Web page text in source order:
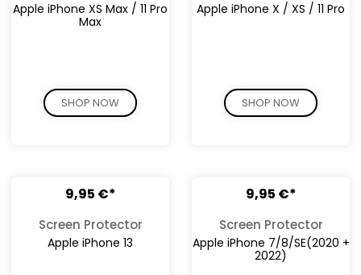
Apple iPhone XS Max / 11 Pro
Max
SHOP NOW
Apple iPhone X / XS / 11 Pro
SHOP NOW
9,95 €*
Screen Protector
Apple iPhone 13
9,95 €*
Screen Protector
Apple iPhone 7/8/SE(2020 +
2022)